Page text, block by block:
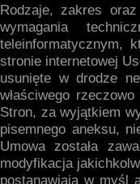
Rodzaje, zakres
wymagania
teleinformatycznym,
stronie internetowej
usunięte w drodze
właściwego
Stron, za wyjątkiem
pisemnego aneksu,
Umowa została
modyfikacja
postanawiają w myśl